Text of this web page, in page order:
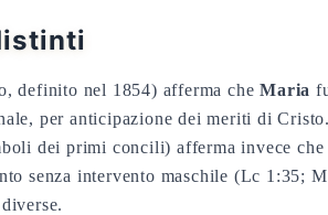
definito nel 1854) afferma cheMaria
per anticipazione dei meriti di
dei primi concili) afferma invece
senza intervento maschile (Lc 1:35;